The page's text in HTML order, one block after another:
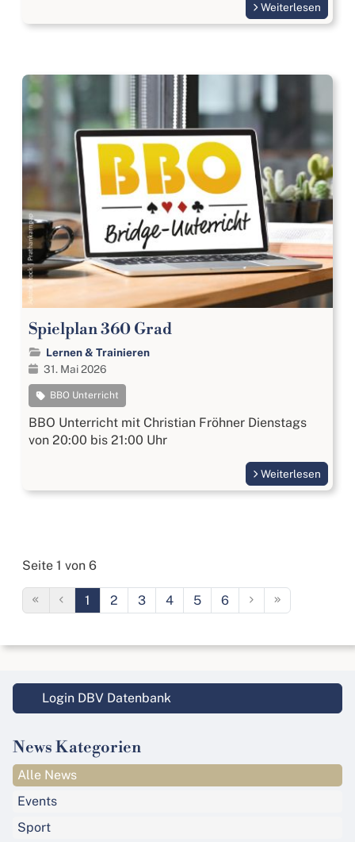
Weiterlesen
Spielplan 360 Grad
Lernen & Trainieren
31. Mai 2026
BBO Unterricht
BBO Unterricht mit Christian Fröhner Dienstags
von 20:00 bis 21:00 Uhr
Weiterlesen
Seite 1 von 6
1 2 3 4 5 6
Login DBV Datenbank
News Kategorien
Alle News
Events
Sport